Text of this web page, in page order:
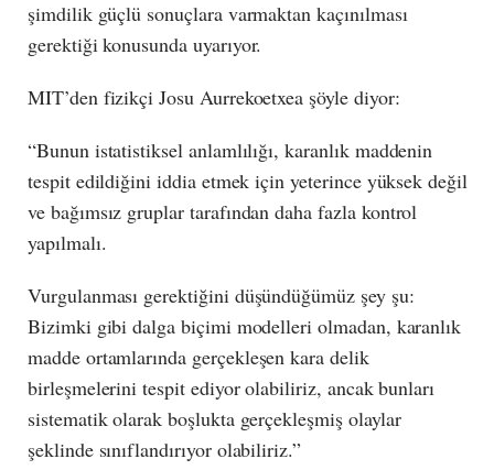
şimdilik güçlü sonuçlara varmaktan kaçınılması
gerektiği konusunda uyarıyor.
MIT’den fizikçi Josu Aurrekoetxea şöyle diyor:
“Bunun istatistiksel anlamlılığı, karanlık maddenin
tespit edildiğini iddia etmek için yeterince yüksek değil
ve bağımsız gruplar tarafından daha fazla kontrol
yapılmalı.
Vurgulanması gerektiğini düşündüğümüz şey şu:
Bizimki gibi dalga biçimi modelleri olmadan, karanlık
madde ortamlarında gerçekleşen kara delik
birleşmelerini tespit ediyor olabiliriz, ancak bunları
sistematik olarak boşlukta gerçekleşmiş olaylar
şeklinde sınıflandırıyor olabiliriz.”